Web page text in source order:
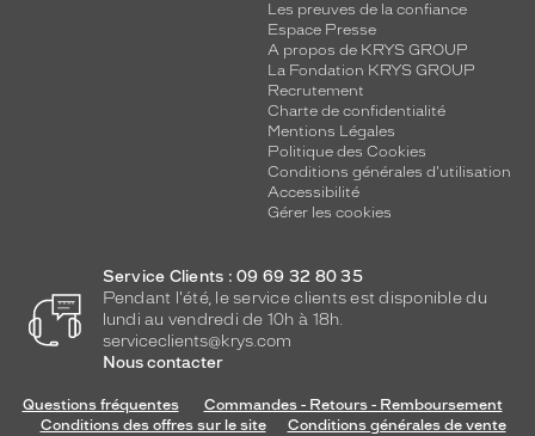
Les preuves de la confiance
Espace Presse
A propos de KRYS GROUP
La Fondation KRYS GROUP
Recrutement
Charte de confidentialité
Mentions Légales
Politique des Cookies
Conditions générales d'utilisation
Accessibilité
Gérer les cookies
Service Clients : 09 69 32 80 35
Pendant l'été, le service clients est disponible du
lundi au vendredi de 10h à 18h.
serviceclients@krys.com
Nous contacter
Questions fréquentes
Commandes - Retours - Remboursement
Conditions des offres sur le site
Conditions générales de vente